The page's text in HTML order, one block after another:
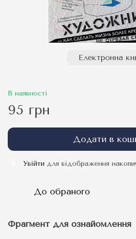
Електронна
В наявності
95 грн
Додати в
Увійти для відображення
До обраного
Фрагмент для ознайомлення